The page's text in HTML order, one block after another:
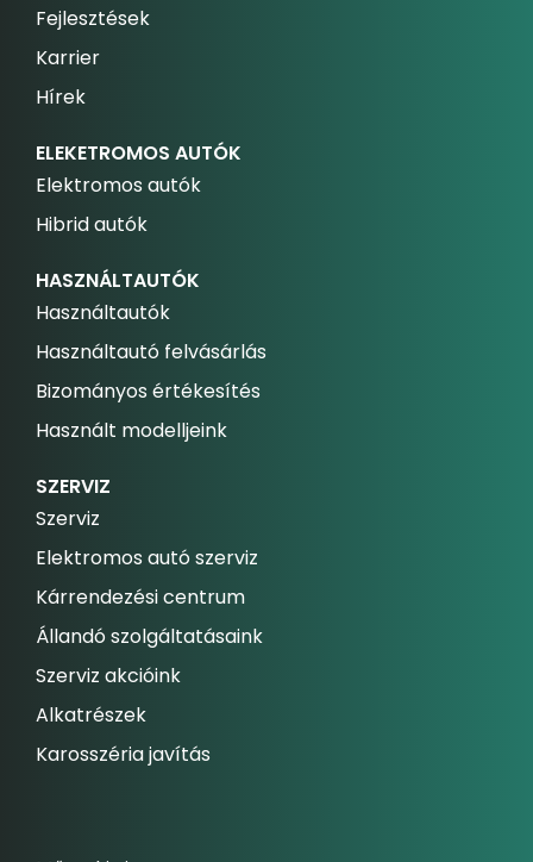
Fejlesztések
Karrier
Hírek
ELEKETROMOS AUTÓK
Elektromos autók
Hibrid autók
HASZNÁLTAUTÓK
Használtautók
Használtautó felvásárlás
Bizományos értékesítés
Használt modelljeink
SZERVIZ
Szerviz
Elektromos autó szerviz
Kárrendezési centrum
Állandó szolgáltatásaink
Szerviz akcióink
Alkatrészek
Karosszéria javítás